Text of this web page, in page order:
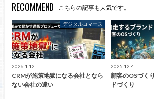
RECOMMEND こちらの記事も人気です。
デジタルコマース
2026.1.12
CRMが施策地獄になる会社となら
ない会社の違い
2025.12.4
顧客のOSづく
ドづくり